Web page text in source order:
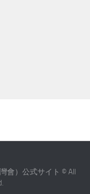
會）公式サイト © All